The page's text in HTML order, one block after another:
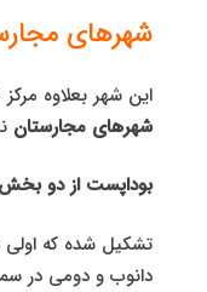
شهرهای
این شهر بعلاوه
شهرهای مجارستان
بوداپست از دو
تشکیل شده که
دانوب و دومی در